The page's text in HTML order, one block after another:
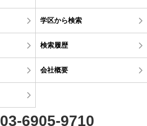
学区から検索
検索履歴
会社概要
03-6905-9710